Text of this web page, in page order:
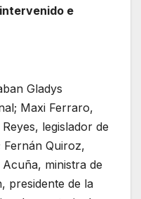
e
Gladys
Maxi Ferraro,
legislador de
Fernán Quiroz,
ministra de
presidente de la